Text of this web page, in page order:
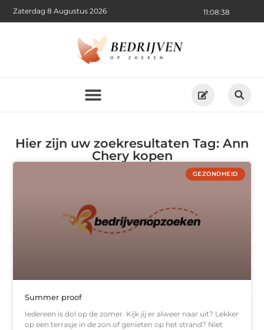
11:08:38
Zaterdag 8 Augustus 2026
Hier zijn uw zoekresultaten Tag: Ann
Chery kopen
GEZONDHEID
Summer proof
Iedereen is dol op de zomer. Kijk jij er alweer naar uit? Lekker
op een terrasje in de zon of genieten op het strand? Niet